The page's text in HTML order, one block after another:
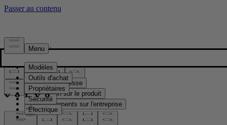
Presse & Médias
Matériel de presse
Information sur le produit
Renseignements sur l'entreprise
Contacts médias